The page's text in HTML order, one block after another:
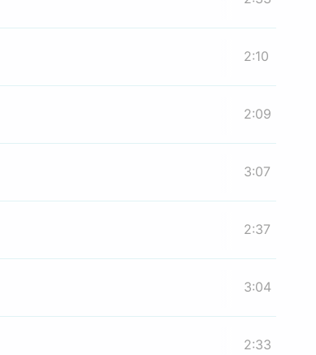
2:10
2:09
3:07
2:37
3:04
2:33